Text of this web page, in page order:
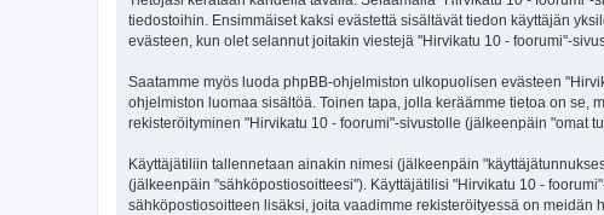
tiedostoihin. Ensimmäiset kaksi evästettä sisältävät tiedon käyttäjän
evästeen, kun olet selannut joitakin viestejä "Hirvikatu 10 - foorumi"-
Saatamme myös luoda phpBB-ohjelmiston ulkopuolisen evästeen
ohjelmiston luomaa sisältöä. Toinen tapa, jolla keräämme tietoa on se,
rekisteröityminen "Hirvikatu 10 - foorumi"-sivustolle (jälkeenpäin "omat
Käyttäjätiliin tallennetaan ainakin nimesi (jälkeenpäin
(jälkeenpäin "sähköpostiosoitteesi"). Käyttäjätilisi "Hirvikatu 10 -
sähköpostiosoitteen lisäksi, joita vaadimme rekisteröityessä on